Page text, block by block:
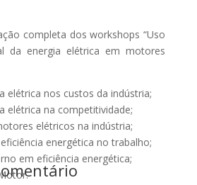
completa dos workshops “Uso
da energia elétrica em motores
elétrica nos custos da indústria;
elétrica na competitividade;
elétricos na indústria;
energética no trabalho;
em eficiência energética;